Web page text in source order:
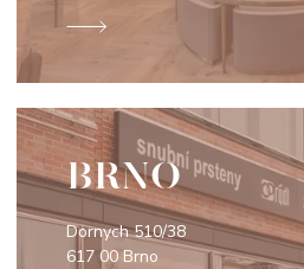
BRNO
Dornych 510/38
617 00 Brno